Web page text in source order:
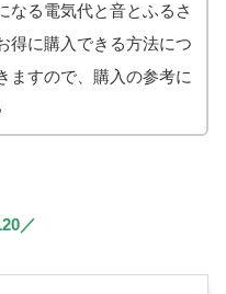
なる電気代と音とふるさ
得に購入できる方法につ
ますので、購入の参考に
／